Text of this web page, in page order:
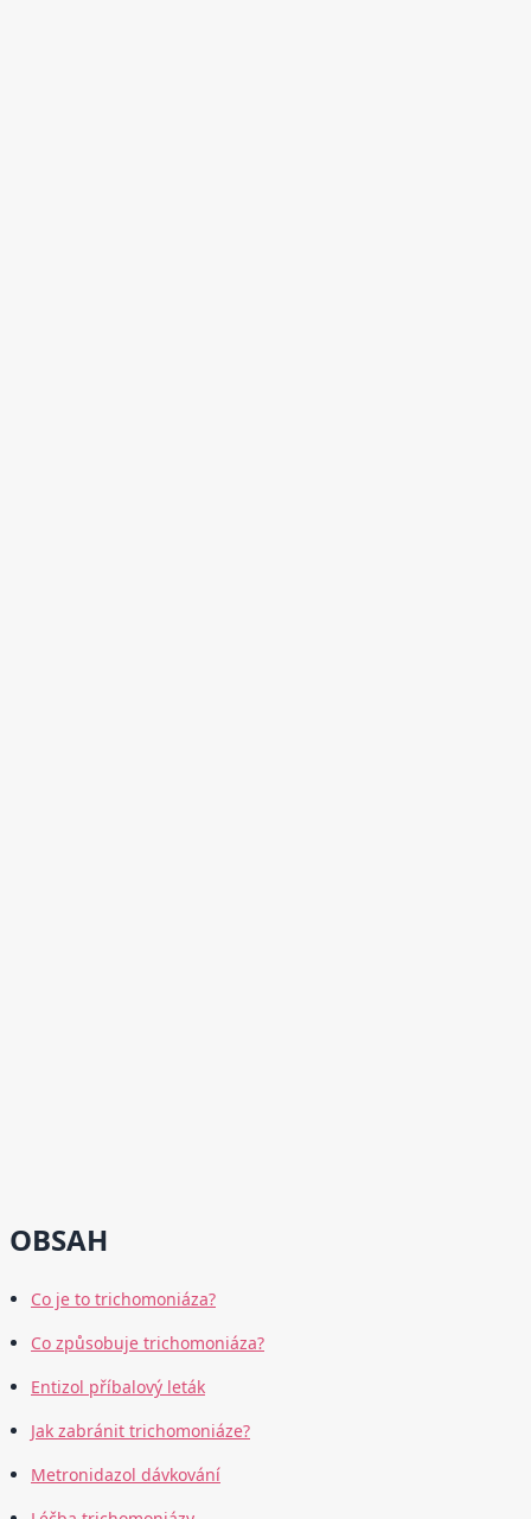
OBSAH
Co je to trichomoniáza?
Co způsobuje trichomoniáza?
Entizol příbalový leták
Jak zabránit trichomoniáze?
Metronidazol dávkování